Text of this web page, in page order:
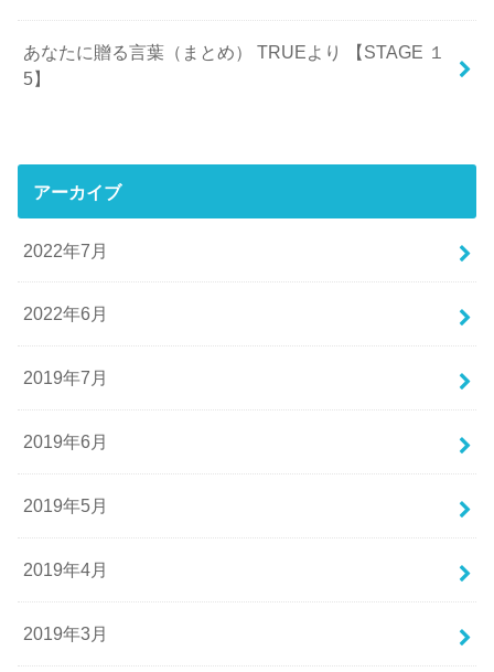
あなたに贈る言葉（まとめ） TRUEより 【STAGE １
5】
アーカイブ
2022年7月
2022年6月
2019年7月
2019年6月
2019年5月
2019年4月
2019年3月